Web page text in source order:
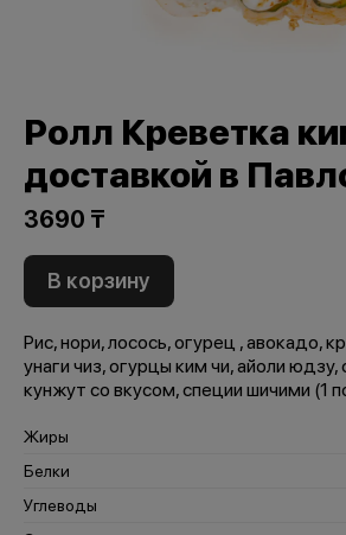
Ролл Креветка
доставкой в
3690 ₸
В корзину
Рис, нори, лосось, огурец , авокадо,
унаги чиз, огурцы ким чи, айоли юдзу,
кунжут со вкусом, специи шичими (1
Жиры
Белки
Углеводы